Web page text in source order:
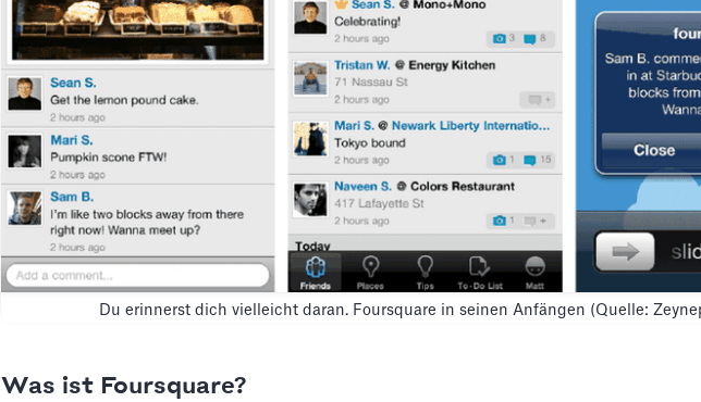
Du erinnerst dich vielleicht daran. Foursquare in seinen Anfängen (Quelle:
Was ist Foursquare?